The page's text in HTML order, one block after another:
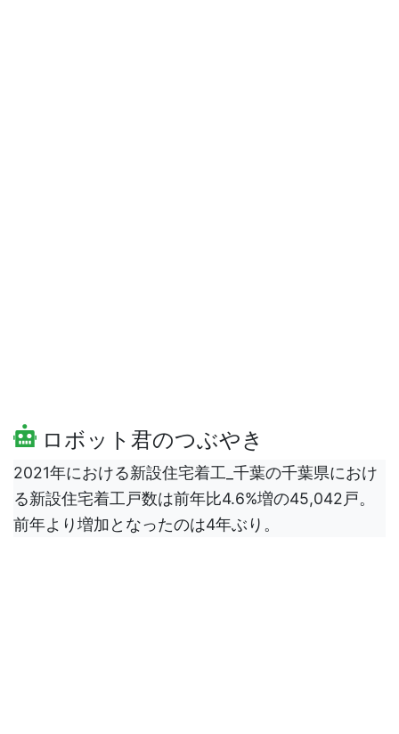
ロボット君のつぶやき
2021年における新設住宅着工_千葉の千葉県におけ
る新設住宅着工戸数は前年比4.6%増の45,042戸。
前年より増加となったのは4年ぶり。